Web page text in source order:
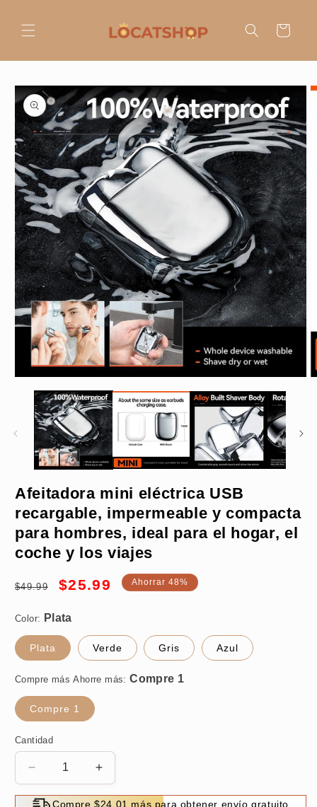
al contenido
Carrito
directamente
a la
información
del producto
elemento
multimedia
una
ventana
modal
Afeitadora mini eléctrica USB
recargable, impermeable y compacta
para hombres, ideal para el hogar, el
coche y los viajes
Precio
$49.99
Precio
oferta
$25.99 Ahorrar 48%
Color:
Plata
Plata Verde Gris Azul
Compre más Ahorre más:
Compre 1
Cantidad
Reducir
cantidad
para
Aumentar
cantidad
para
Compre $24.01 más para obtener envío gratuito